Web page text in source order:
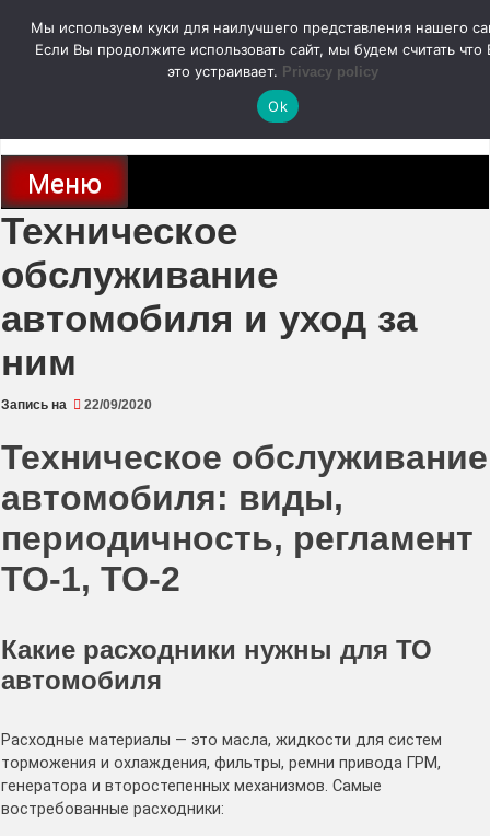
содержимому
autodoc24.ru
Новости про современные автомобили и не только, новинки зарубежного
и отечественного автопрома
Меню
Техническое
обслуживание
автомобиля и уход за
ним
Запись на 22/09/2020
Техническое обслуживание
автомобиля: виды,
периодичность, регламент
ТО-1, ТО-2
Какие расходники нужны для ТО
автомобиля
Расходные материалы — это масла, жидкости для систем
торможения и охлаждения, фильтры, ремни привода ГРМ,
генератора и второстепенных механизмов. Самые
востребованные расходники:
Мы используем куки для наилучшего представления нашего
Если Вы продолжите использовать сайт, мы будем считать что
это устраивает. Privacy policy
Ok